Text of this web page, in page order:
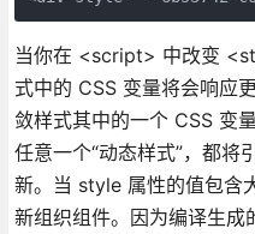
当你在 <script> 中改变
式中的 CSS 变量将会响应
敛样式其中的一个 CSS 变
任意一个“动态样式”，都将
新。当 style 属性的值包含
新组织组件。因为编译生成